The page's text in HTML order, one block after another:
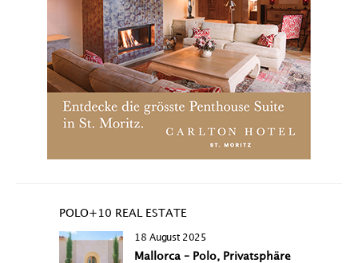
POLO+10 REAL ESTATE
18 August 2025
Mallorca – Polo, Privatsphäre